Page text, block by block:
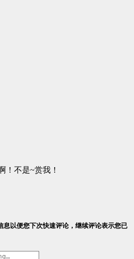
！不是~赏我！
息以便您下次快速评论，继续评论表示您已